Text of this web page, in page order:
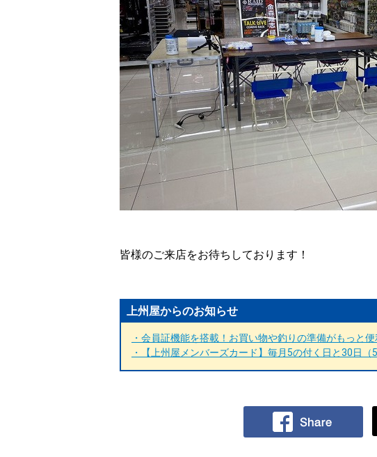
皆様のご来店をお待ちしております！
上州屋からのお知らせ
・会員証機能を搭載！お買い物や釣りの準備がもっと便
・【上州屋メンバーズカード】毎月5の付く日と30日